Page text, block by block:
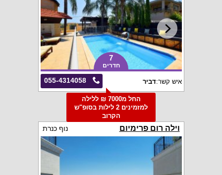
7
חדרים
055-4314058 איש קשר:דביר
החל מ7000 ₪ ללילה
למזמינים 2 לילות בסופ"ש
הקרוב
וילה רום פרימיום נוף כנרת